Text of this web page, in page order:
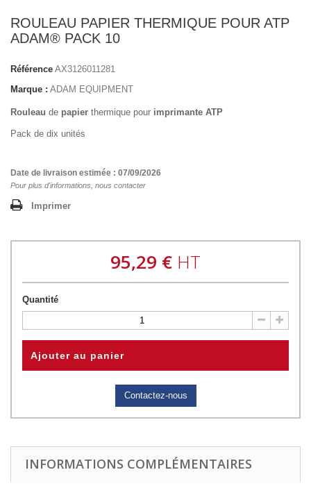
ROULEAU PAPIER THERMIQUE POUR ATP
ADAM® PACK 10
Référence AX3126011281
Marque : ADAM EQUIPMENT
Rouleau de papier thermique pour imprimante ATP
Pack de dix unités
Date de livraison estimée : 07/09/2026
Pour plus d'informations, nous contacter
Imprimer
95,29 € HT
Quantité
Ajouter au panier
Contactez-nous
INFORMATIONS COMPLÉMENTAIRES